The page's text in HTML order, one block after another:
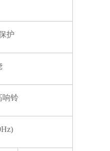
护
响铃